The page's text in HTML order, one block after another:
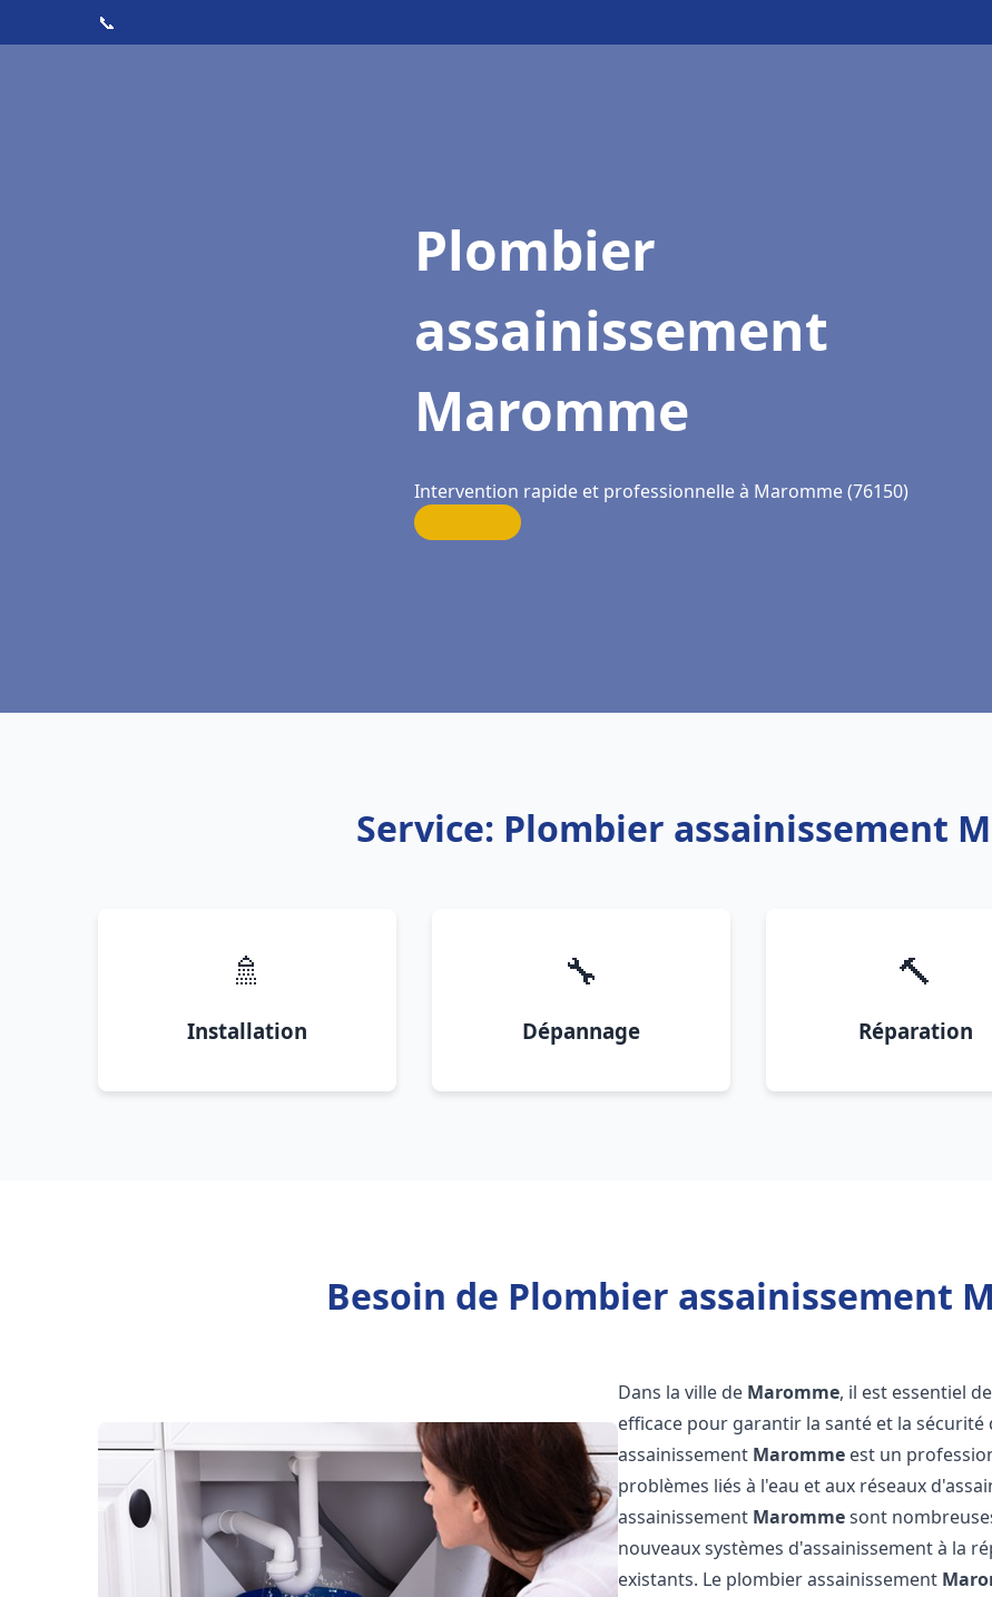
📞
Plombier
assainissement
Maromme
Intervention rapide et professionnelle à Maromme (76150)
Service: Plombier assainissement
🚿
Installation
🔧
Dépannage
🔨
Réparation
Besoin de Plombier assainissement
Dans la ville de Maromme, il est essentiel
efficace pour garantir la santé et la
assainissement Maromme est un
problèmes liés à l'eau et aux réseaux
assainissement Marommesont
nouveaux systèmes d'assainissement à la
existants. Le plombier assainissement